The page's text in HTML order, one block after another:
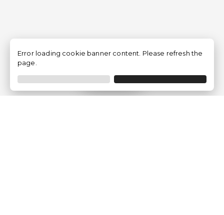
Filtrer
Error loading cookie banner content. Please refresh the
page.